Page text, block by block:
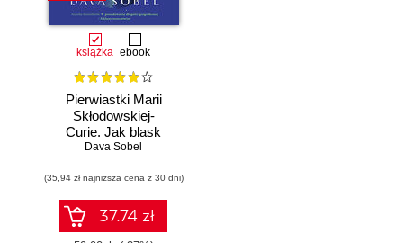
książka ebook
Pierwiastki Marii
Skłodowskiej-
Curie. Jak blask
radu oświetlił drogę
świecie nauki
Dava Sobel
(35,94 zł najniższa cena z 30 dni)
37.74 zł